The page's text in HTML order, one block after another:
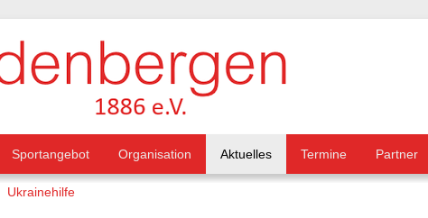
Sportangebot Organisation Aktuelles Termine Partner
Ukrainehilfe